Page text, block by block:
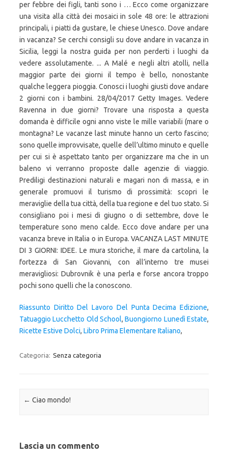
per febbre dei figli, tanti sono i … Ecco come organizzare
una visita alla città dei mosaici in sole 48 ore: le attrazioni
principali, i piatti da gustare, le chiese Unesco. Dove andare
in vacanza? Se cerchi consigli su dove andare in vacanza in
Sicilia, leggi la nostra guida per non perderti i luoghi da
vedere assolutamente. ... A Malé e negli altri atolli, nella
maggior parte dei giorni il tempo è bello, nonostante
qualche leggera pioggia. Conosci i luoghi giusti dove andare
2 giorni con i bambini. 28/04/2017 Getty Images. Vedere
Ravenna in due giorni? Trovare una risposta a questa
domanda è difficile ogni anno viste le mille variabili (mare o
montagna? Le vacanze last minute hanno un certo fascino;
sono quelle improvvisate, quelle dell’ultimo minuto e quelle
per cui si è aspettato tanto per organizzare ma che in un
baleno vi verranno proposte dalle agenzie di viaggio.
Prediligi destinazioni naturali e magari non di massa, e in
generale promuovi il turismo di prossimità: scopri le
meraviglie della tua città, della tua regione e del tuo stato. Si
consigliano poi i mesi di giugno o di settembre, dove le
temperature sono meno calde. Ecco dove andare per una
vacanza breve in Italia o in Europa. VACANZA LAST MINUTE
DI 3 GIORNI: IDEE. Le mura storiche, il mare da cartolina, la
fortezza di San Giovanni, con all’interno tre musei
meravigliosi: Dubrovnik è una perla e forse ancora troppo
pochi sono quelli che la conoscono.
Riassunto Diritto Del Lavoro Del Punta Decima Edizione,
Tatuaggio Lucchetto Old School,Buongiorno Lunedì Estate,
Ricette Estive Dolci, Libro Prima Elementare Italiano,
Categoria: Senza categoria
Navigazione articolo
← Ciao mondo!
Lascia un commento